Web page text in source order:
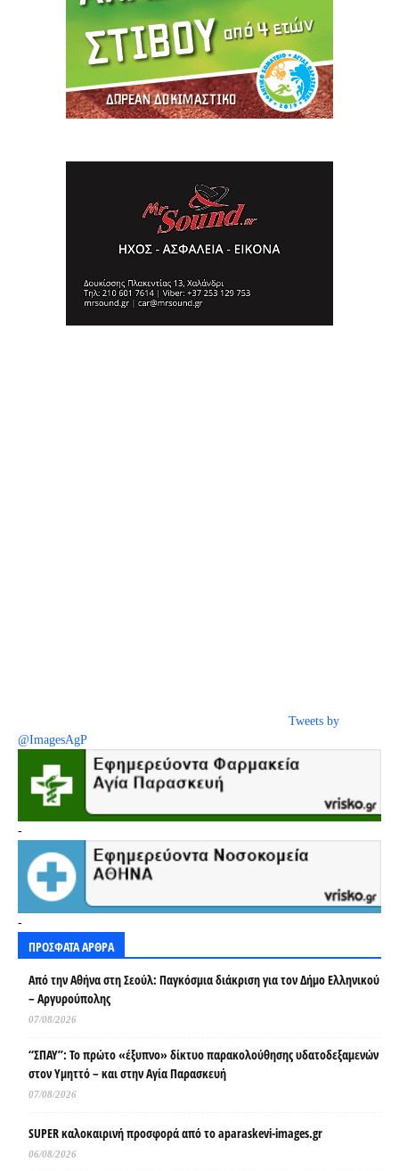
Tweets by
@ImagesAgP
-
-
ΠΡΟΣΦΑΤΑ ΑΡΘΡΑ
Από την Αθήνα στη Σεούλ: Παγκόσμια διάκριση για τον Δήμο Ελληνικού
– Αργυρούπολης
07/08/2026
“ΣΠΑΥ”: Το πρώτο «έξυπνο» δίκτυο παρακολούθησης υδατοδεξαμενών
στον Υμηττό – και στην Αγία Παρασκευή
07/08/2026
SUPER καλοκαιρινή προσφορά από το aparaskevi-images.gr
06/08/2026